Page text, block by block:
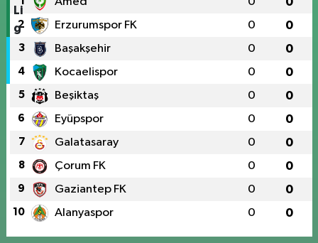
2 Erzurumspor FK 0 0
3 Başakşehir 0 0
4 Kocaelispor 0 0
5 Beşiktaş 0 0
6 Eyüpspor 0 0
7 Galatasaray 0 0
8 Çorum FK 0 0
9 Gaziantep FK 0 0
10 Alanyaspor 0 0